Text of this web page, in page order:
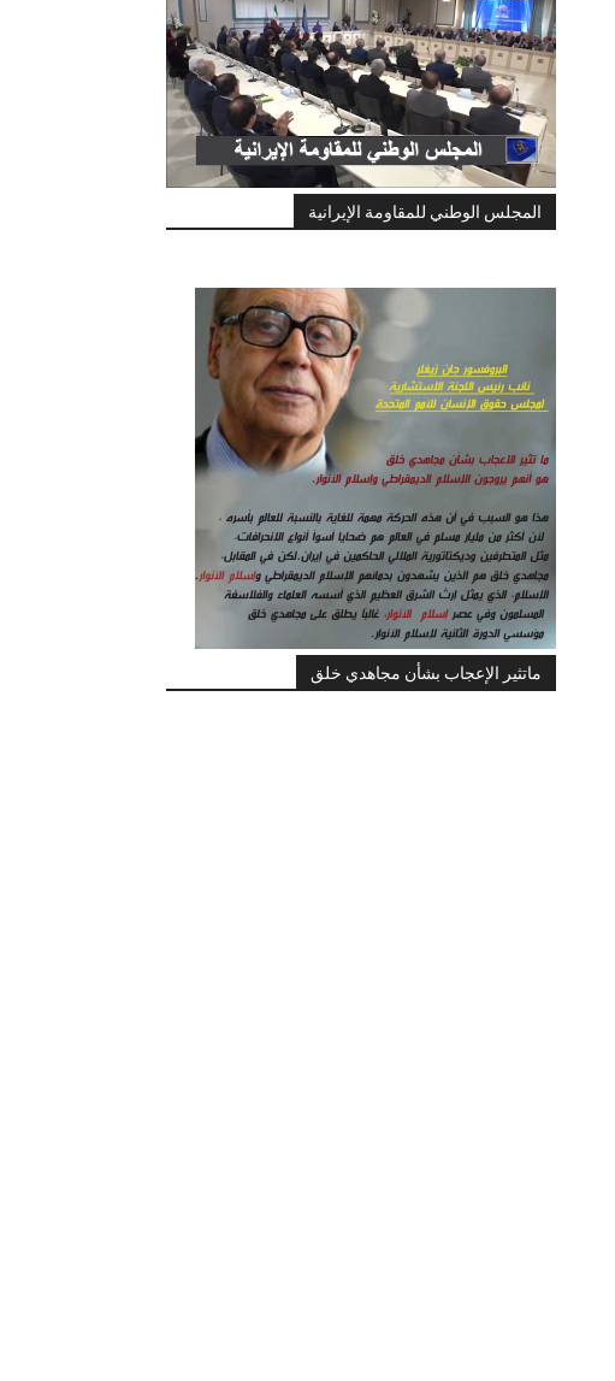
المجلس الوطني للمقاومة الإيرانية
ماتثير الإعجاب بشأن مجاهدي خلق